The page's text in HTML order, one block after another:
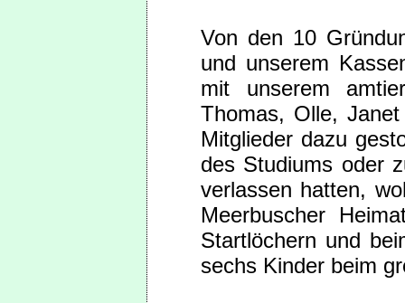
Von den 10
und unserem
mit unserem
Thomas, Olle,
Mitglieder dazu
des Studiums oder
verlassen hatten,
Meerbuscher
Startlöchern und
sechs Kinder beim